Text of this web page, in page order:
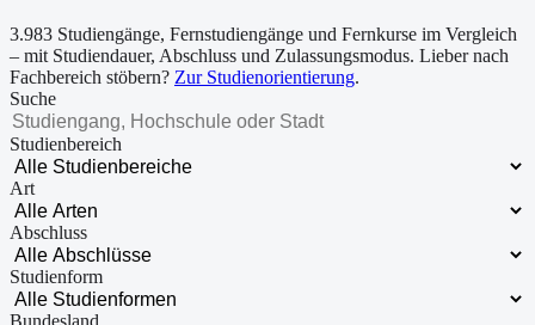
3.983 Studiengänge, Fernstudiengänge und Fernkurse im Vergleich
– mit Studiendauer, Abschluss und Zulassungsmodus. Lieber nach
Fachbereich stöbern? Zur Studienorientierung.
Suche
Studienbereich
Art
Abschluss
Studienform
Bundesland